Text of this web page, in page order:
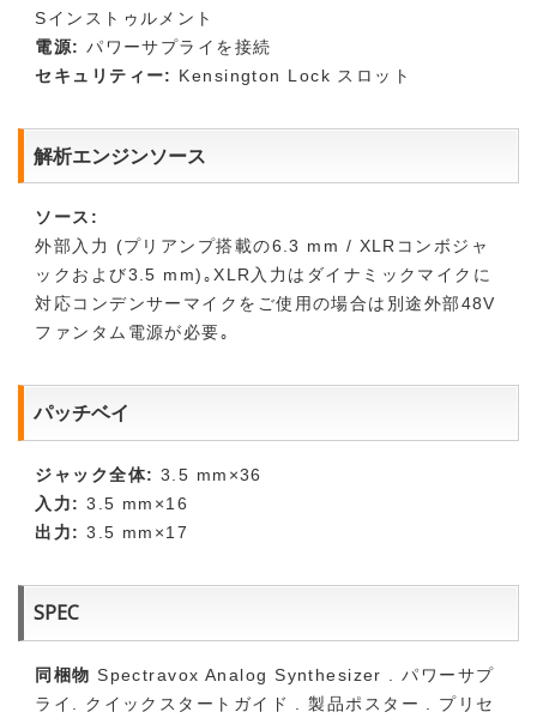
Sインストゥルメント
電源:パワーサプライを接続
セキュリティー: Kensington Lock スロット
解析エンジンソース
ソース:
外部入力 (プリアンプ搭載の6.3 mm / XLRコンボジャ
ックおよび3.5 mm)｡XLR入力はダイナミックマイクに
対応コンデンサーマイクをご使用の場合は別途外部48V
ファンタム電源が必要｡
パッチベイ
ジャック全体: 3.5 mm×36
入力:3.5 mm×16
出力:3.5 mm×17
SPEC
同梱物 Spectravox Analog Synthesizer . パワーサプ
ライ. クイックスタートガイド . 製品ポスター . プリセ